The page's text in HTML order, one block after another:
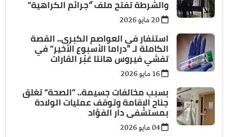
والشرطة تفتح ملف ”جرائم الكراهية”
استنفار في العواصم الكبرى.. القصة
الكاملة لـ ”دراما الأسبوع الأخير” في
تفشي فيروس هانتا عَبْر القارات
بسبب مخالفات جسيمة.. ”الصحة” تغلق
جناح الإقامة وتوقف عمليات الولادة
بمستشفى دار الفؤاد